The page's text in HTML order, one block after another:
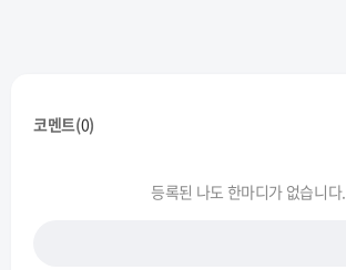
코멘트(0)
등록된 나도 한마디가 없습니다.